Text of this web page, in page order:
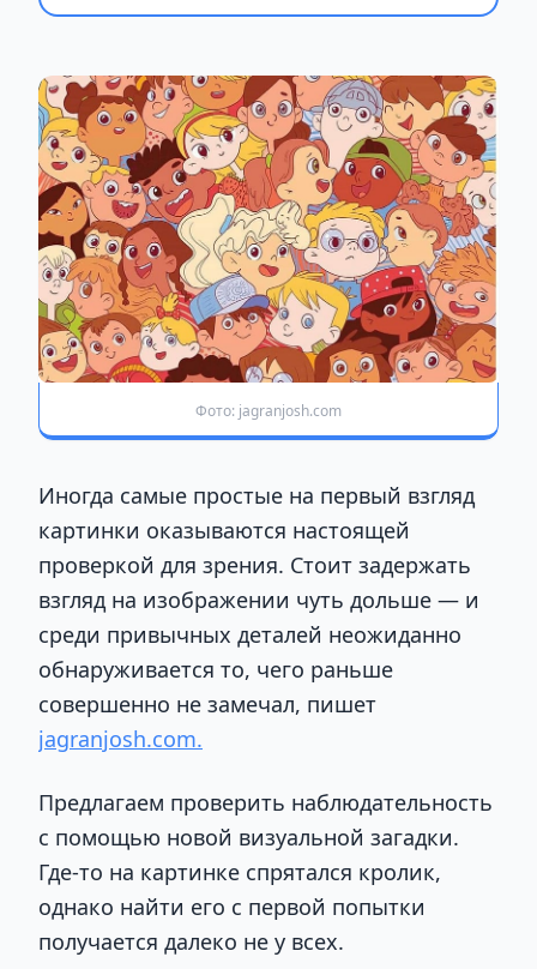
Фото: jagranjosh.com
Иногда самые простые на первый взгляд
картинки оказываются настоящей
проверкой для зрения. Стоит задержать
взгляд на изображении чуть дольше — и
среди привычных деталей неожиданно
обнаруживается то, чего раньше
совершенно не замечал, пишет
jagranjosh.com.
Предлагаем проверить наблюдательность
с помощью новой визуальной загадки.
Где-то на картинке спрятался кролик,
однако найти его с первой попытки
получается далеко не у всех.